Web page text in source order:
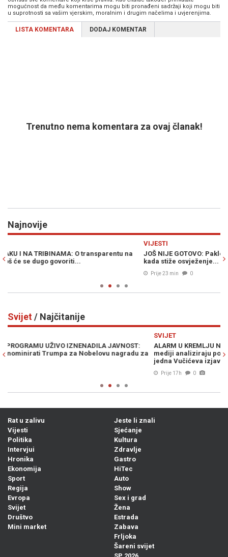
mogućnost da među komentarima mogu biti pronađeni sadržaji koji mogu biti
u suprotnosti sa vašim vjerskim, moralnim i drugim načelima i uvjerenjima.
LISTA KOMENTARA DODAJ KOMENTAR
Trenutno nema komentara za ovaj članak!
Najnovije
JOŠ NIJE GOTOVO: Pakleni dani i vruće noći su pred nama, evo
kada stiže osvježenje...
Svijet/ Najčitanije
ALARM U KREMLJU NAKON SUSRETA VUČIĆA I ZELENSKOG: Ruski
mediji analiziraju poruke iz Beograda, posebno ih zabrinula
Rat u zalivu
Vijesti
Politika
Intervjui
Hronika
Ekonomija
Sport
Regija
Evropa
Svijet
Društvo
Mini market
Jeste li znali
Sjećanje
Kultura
Zdravlje
Gastro
HiTec
Auto
Show
Sex i grad
Žena
Estrada
Zabava
Frljoka
Šareni svijet